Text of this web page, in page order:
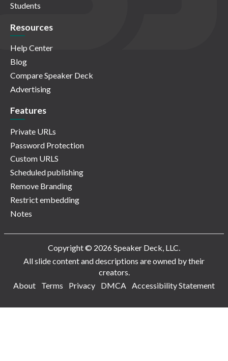
Students
Resources
Help Center
Blog
Compare Speaker Deck
Advertising
Features
Private URLs
Password Protection
Custom URLS
Scheduled publishing
Remove Branding
Restrict embedding
Notes
Copyright © 2026 Speaker Deck, LLC.
All slide content and descriptions are owned by their
creators.
About
Terms Privacy DMCA Accessibility Statement